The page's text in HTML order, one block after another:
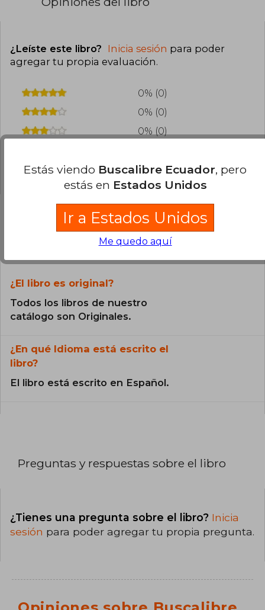
¿Leíste este libro? Inicia sesión para poder
agregar tu propia evaluación.
0% (0)
0% (0)
0% (0)
0% (0)
Preguntas frecuentes sobre el libro
¿El libro es original?
Todos los libros de nuestro
catálogo son Originales.
¿En qué Idioma está escrito el
libro?
El libro está escrito en Español.
Preguntas y respuestas sobre el libro
¿Tienes una pregunta sobre el libro? Inicia
sesión para poder agregar tu propia pregunta.
Estás viendo Buscalibre Ecuador, pero
estás en Estados Unidos
Ir a Estados Unidos
Me quedo aquí